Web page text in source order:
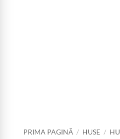
PRIMA PAGINĂ / HUSE /